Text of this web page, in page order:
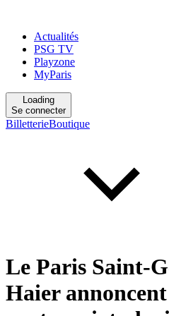
Actualités
PSG TV
Playzone
MyParis
Loading
Se connecter
BilletterieBoutique
Le Paris Saint-
Haier